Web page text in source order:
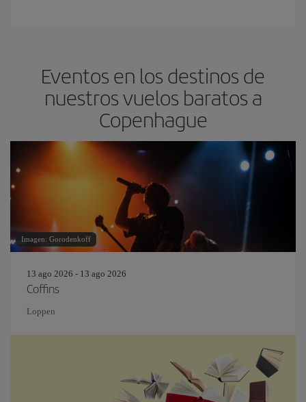
Eventos en los destinos de
nuestros vuelos baratos a
Copenhague
Imagen: Gorodenkoff
13 ago 2026 - 13 ago 2026
Coffins
Loppen